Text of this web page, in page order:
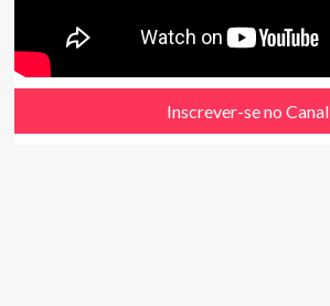
Inscrever-se no Canal